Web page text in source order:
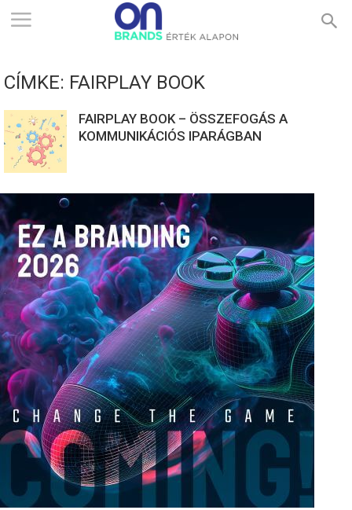
ONBRANDS
ÉRTÉK
ALAPON
CÍMKE: FAIRPLAY BOOK
FAIRPLAY BOOK – ÖSSZEFOGÁS A
KOMMUNIKÁCIÓS IPARÁGBAN